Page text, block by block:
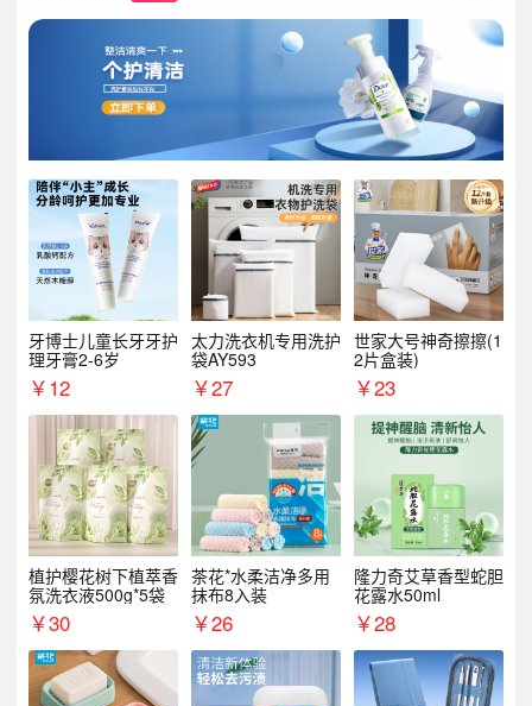
牙博士儿童长牙牙护
理牙膏2-6岁
￥12
太力洗衣机专用洗护
袋AY593
￥27
世家大号神奇擦擦(1
2片盒装)
￥23
植护樱花树下植萃香
氛洗衣液500g*5袋
￥30
茶花*水柔洁净多用
抹布8入装
￥26
隆力奇艾草香型蛇胆
花露水50ml
￥28